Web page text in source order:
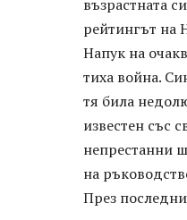
възрастната
рейтингът на
Напук на
тиха война.
тя била
известен със
непрестанни
на
През